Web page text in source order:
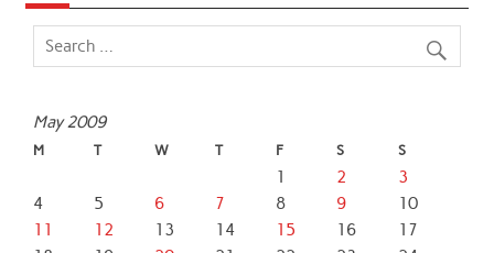
o
o
e
A
d
May 2009
M T W T F S S
1 2
3
4
5 6 7 8 9
10
11
12 13 14 15 16
17